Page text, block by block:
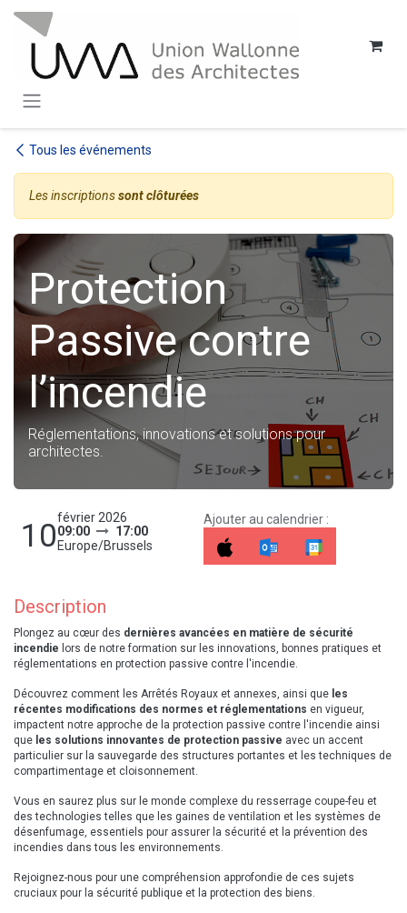
Tous les événements
Les inscriptionssont clôturées
Protection
Passive contre
l’incendie
Réglementations, innovations et solutions pour
architectes.
10février 2026
09:00
17:00
Europe/Brussels
Ajouter au calendrier :
Description
Plongez au cœur des dernières avancées en matière de sécurité
incendie lors de notre formation sur les innovations, bonnes pratiques et ​
réglementations en protection passive contre l'incendie.
Découvrez comment les Arrêtés Royaux et annexes, ainsi que les
récentes modifications des normes et réglementations en vigueur, ​
impactent notre approche de la protection passive contre l'incendie ainsi
que les solutions innovantes de protection passive avec un ​accent
particulier sur la sauvegarde des structures portantes et les techniques de
compartimentage et cloisonnement.
Vous en saurez plus sur le monde complexe du resserrage coupe-feu et
des technologies telles que les gaines de ventilation et les systèmes de
désenfumage, essentiels pour assurer la sécurité et la prévention des
incendies dans tous les environnements.
R​ejoignez-nous pour une compréhension approfondie de ces sujets
cruciaux pour la sécurité publique et la protection des biens.